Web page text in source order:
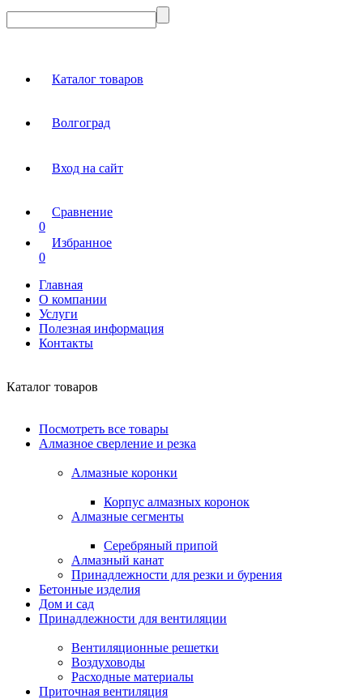
Каталог товаров
Волгоград
Вход на сайт
Сравнение
0
Избранное
0
Главная
О компании
Услуги
Полезная информация
Контакты
Каталог товаров
Посмотреть все товары
Алмазное сверление и резка
Алмазные коронки
Корпус алмазных коронок
Алмазные сегменты
Серебряный припой
Алмазный канат
Принадлежности для резки и бурения
Бетонные изделия
Дом и сад
Принадлежности для вентиляции
Вентиляционные решетки
Воздуховоды
Расходные материалы
Приточная вентиляция